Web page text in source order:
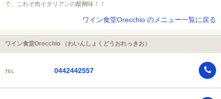
で、これぞ肉イタリアンの醍醐味！！
ワイン食堂Orecchio のメニュー一覧に戻る
ワイン食堂Orecchio （わいんしょくどうおれっきお）
TEL 0442442557